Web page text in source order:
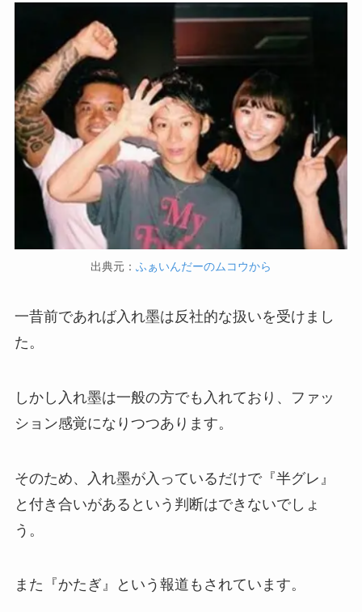
出典元： ふぁいんだーのムコウから
一昔前であれば入れ墨は反社的な扱いを受けまし
た。
しかし入れ墨は一般の方でも入れており、ファッ
ション感覚になりつつあります。
そのため、入れ墨が入っているだけで『半グレ』
と付き合いがあるという判断はできないでしょ
う。
また『かたぎ』という報道もされています。